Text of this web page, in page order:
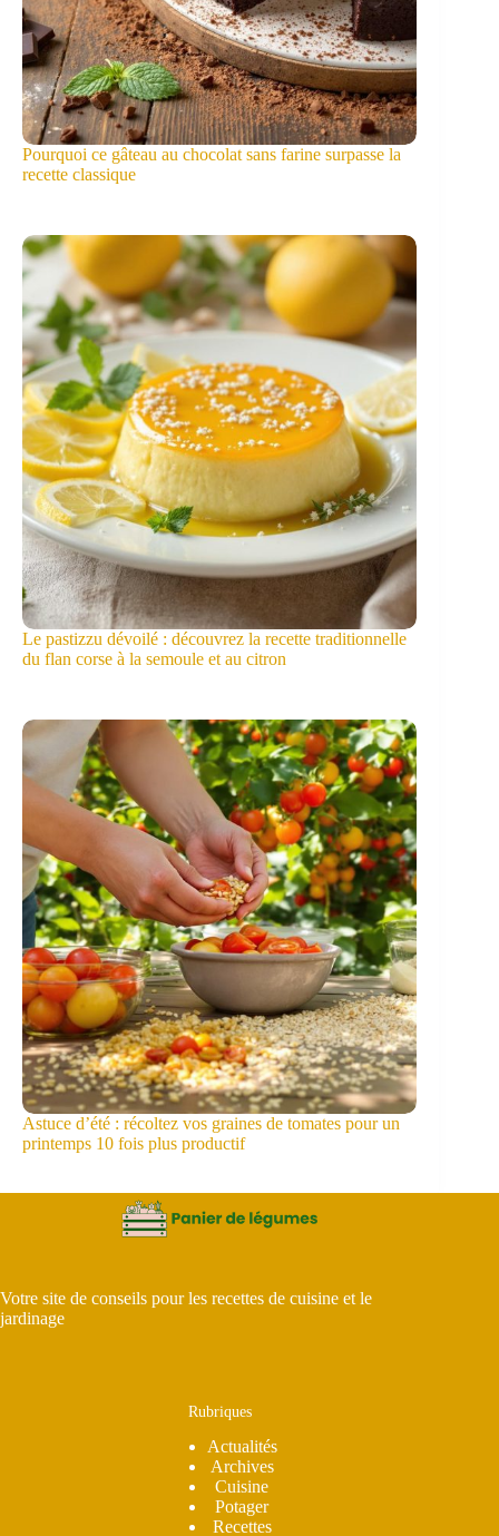
Pourquoi ce gâteau au chocolat sans farine surpasse la
recette classique
Le pastizzu dévoilé : découvrez la recette traditionnelle
du flan corse à la semoule et au citron
Astuce d’été : récoltez vos graines de tomates pour un
printemps 10 fois plus productif
Votre site de conseils pour les recettes de cuisine et le
jardinage
Rubriques
Actualités
Archives
Cuisine
Potager
Recettes